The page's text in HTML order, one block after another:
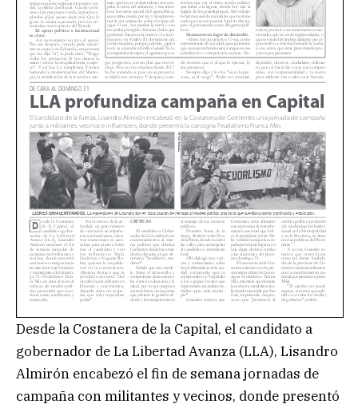
Desde la Costanera de la Capital, el candidato a
gobernador de La Libertad Avanza (LLA), Lisandro
Almirón encabezó el fin de semana jornadas de
campaña con militantes y vecinos, donde presentó